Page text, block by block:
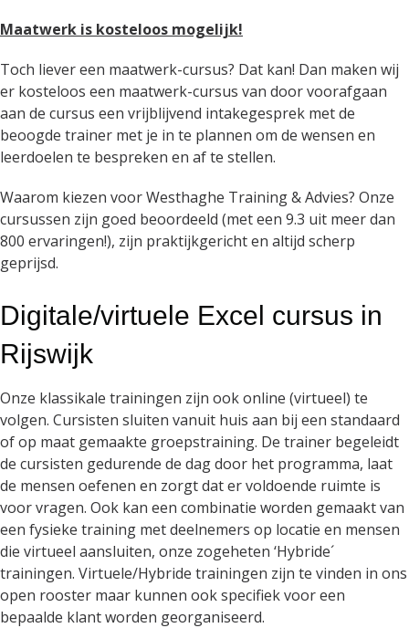
Maatwerk is kosteloos mogelijk!
Toch liever een maatwerk-cursus? Dat kan! Dan maken wij
er kosteloos een maatwerk-cursus van door voorafgaan
aan de cursus een vrijblijvend intakegesprek met de
beoogde trainer met je in te plannen om de wensen en
leerdoelen te bespreken en af te stellen.
Waarom kiezen voor Westhaghe Training & Advies? Onze
cursussen zijn goed beoordeeld (met een 9.3 uit meer dan
800 ervaringen!), zijn praktijkgericht en altijd scherp
geprijsd.
Digitale/virtuele Excel cursus in
Rijswijk
Onze klassikale trainingen zijn ook online (virtueel) te
volgen. Cursisten sluiten vanuit huis aan bij een standaard
of op maat gemaakte groepstraining. De trainer begeleidt
de cursisten gedurende de dag door het programma, laat
de mensen oefenen en zorgt dat er voldoende ruimte is
voor vragen. Ook kan een combinatie worden gemaakt van
een fysieke training met deelnemers op locatie en mensen
die virtueel aansluiten, onze zogeheten ‘Hybride´
trainingen. Virtuele/Hybride trainingen zijn te vinden in ons
open rooster maar kunnen ook specifiek voor een
bepaalde klant worden georganiseerd.